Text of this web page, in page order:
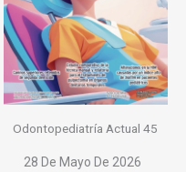
Odontopediatría Actual 45
28 De Mayo De 2026